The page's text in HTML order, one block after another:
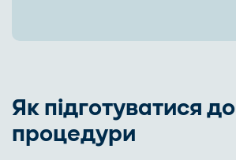
Як підготуватися до
процедури